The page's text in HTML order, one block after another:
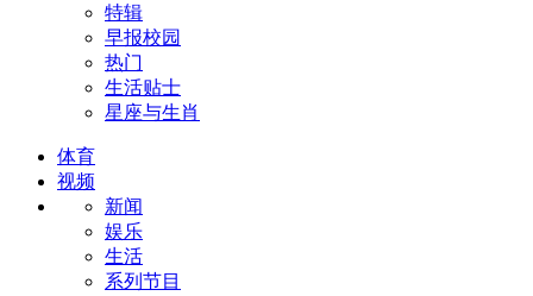
特辑
早报校园
热门
生活贴士
星座与生肖
体育
视频
新闻
娱乐
生活
系列节目